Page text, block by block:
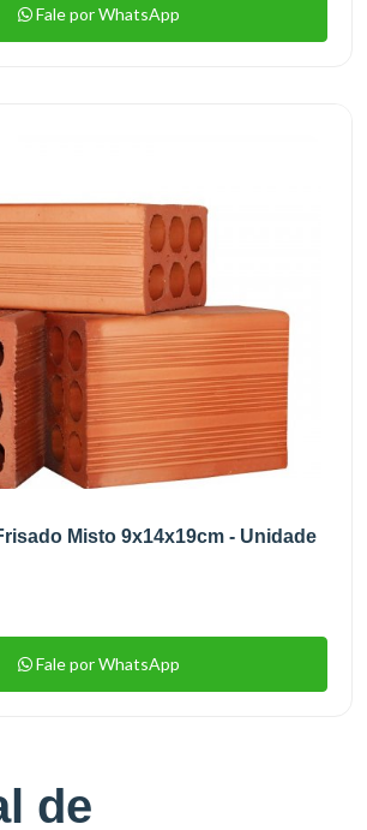
Fale por WhatsApp
Misto 9x14x19cm - Unidade
Fale por WhatsApp
de